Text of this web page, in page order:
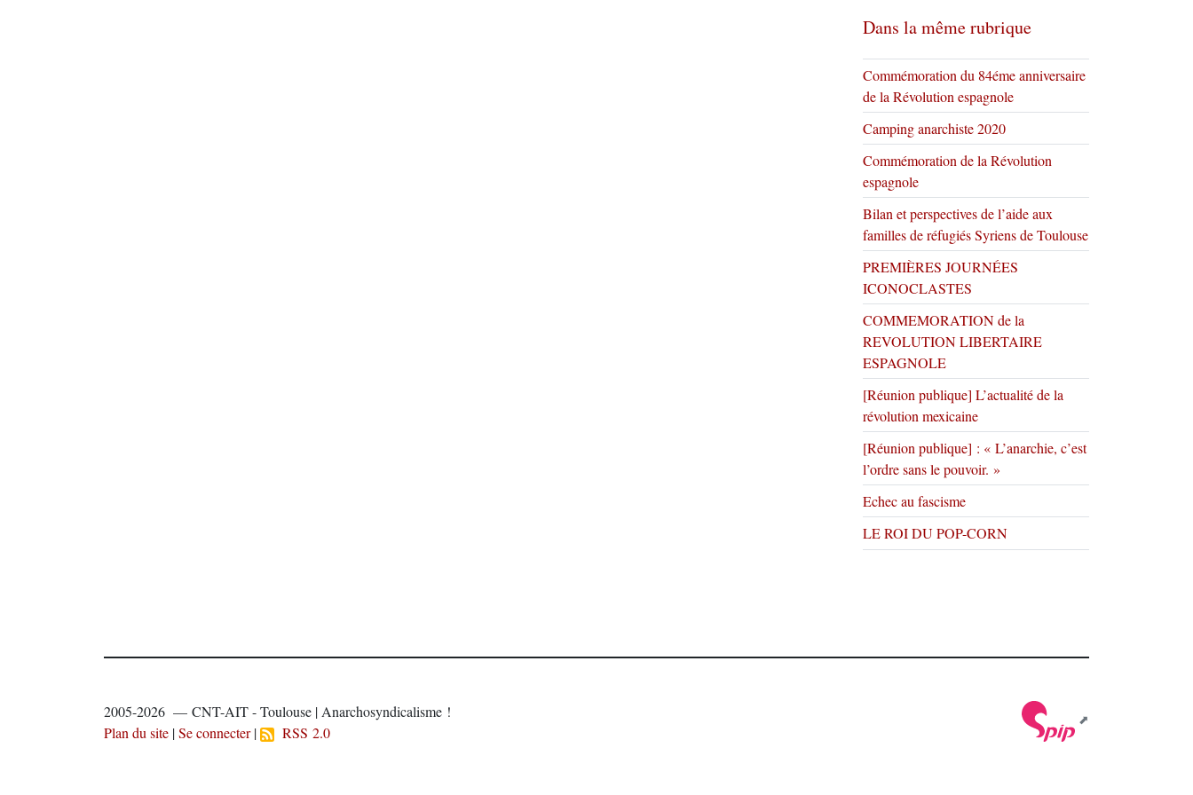
Dans la même rubrique
Commémoration du 84éme anniversaire
de la Révolution espagnole
Camping anarchiste 2020
Commémoration de la Révolution
espagnole
Bilan et perspectives de l’aide aux
familles de réfugiés Syriens de Toulouse
PREMIÈRES JOURNÉES
ICONOCLASTES
COMMEMORATION de la
REVOLUTION LIBERTAIRE
ESPAGNOLE
[Réunion publique] L’actualité de la
révolution mexicaine
[Réunion publique] : « L’anarchie, c’est
l’ordre sans le pouvoir. »
Echec au fascisme
LE ROI DU POP-CORN
2005-2026 — CNT-AIT - Toulouse | Anarchosyndicalisme !
Plan du site |Se connecter| RSS 2.0